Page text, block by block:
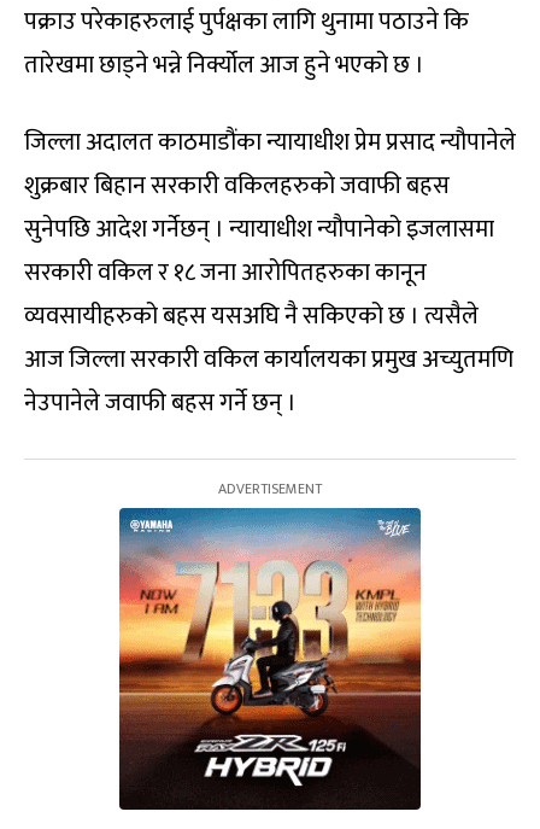
पक्राउ परेकाहरुलाई पुर्पक्षका लागि थुनामा पठाउने कि
तारेखमा छाड्ने भन्ने निर्क्योल आज हुने भएको छ ।
जिल्ला अदालत काठमाडौंका न्यायाधीश प्रेम प्रसाद न्यौपानेले
शुक्रबार बिहान सरकारी वकिलहरुको जवाफी बहस
सुनेपछि आदेश गर्नेछन् । न्यायाधीश न्यौपानेको इजलासमा
सरकारी वकिल र १८ जना आरोपितहरुका कानून
व्यवसायीहरुको बहस यसअघि नै सकिएको छ । त्यसैले
आज जिल्ला सरकारी वकिल कार्यालयका प्रमुख अच्युतमणि
नेउपानेले जवाफी बहस गर्ने छन् ।